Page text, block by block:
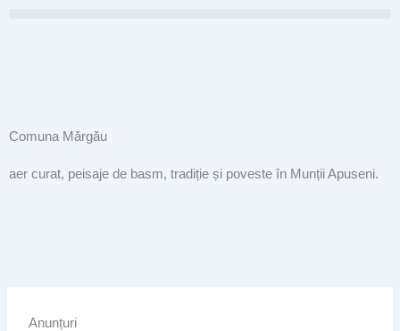
Comuna Mărgău
aer curat, peisaje de basm, tradiție și poveste în Munții Apuseni.
Anunțuri